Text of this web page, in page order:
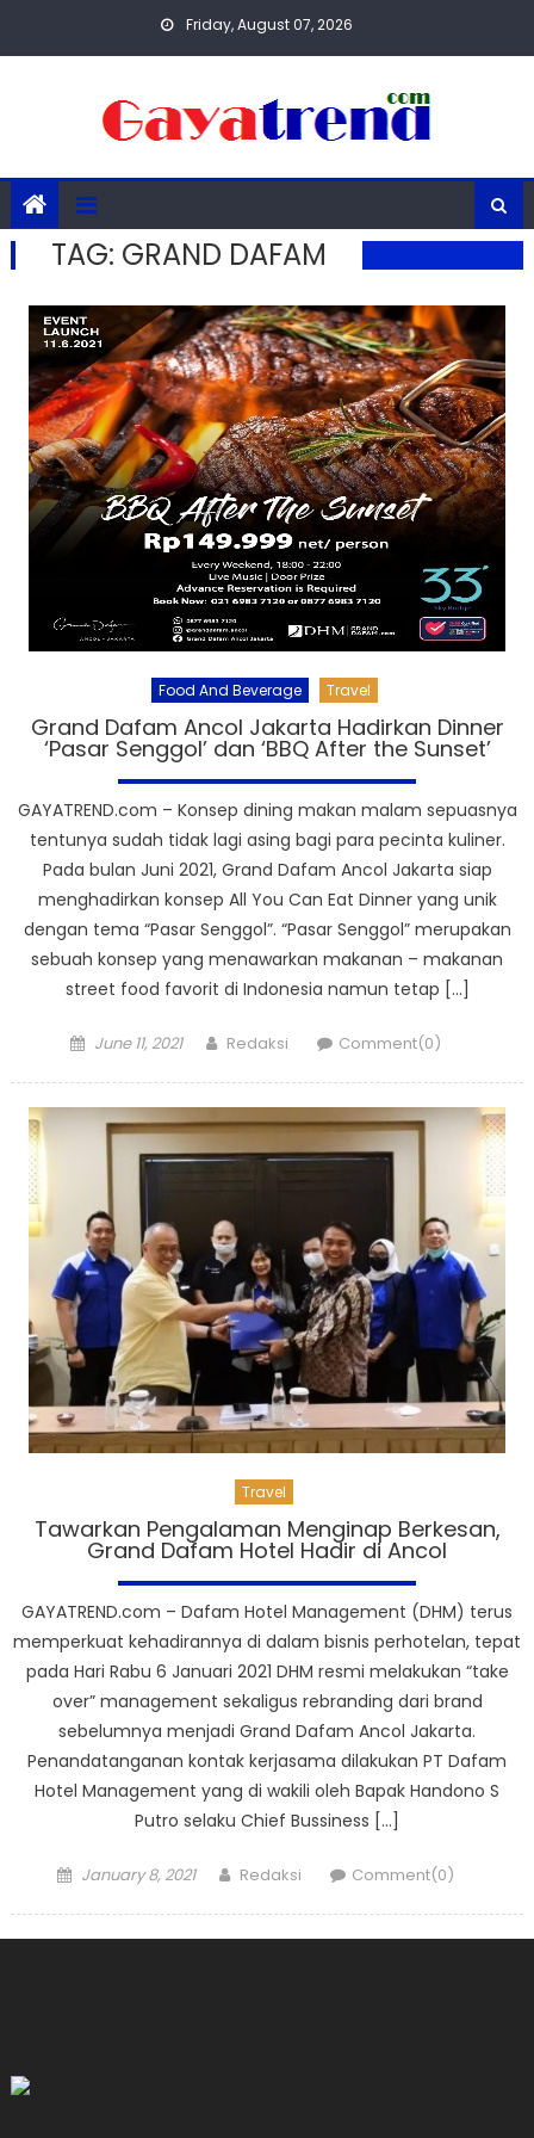
Friday, August 07, 2026
TAG: GRAND DAFAM
Food And Beverage Travel
Grand Dafam Ancol Jakarta Hadirkan Dinner
‘Pasar Senggol’ dan ‘BBQ After the Sunset’
GAYATREND.com – Konsep dining makan malam sepuasnya
tentunya sudah tidak lagi asing bagi para pecinta kuliner.
Pada bulan Juni 2021, Grand Dafam Ancol Jakarta siap
menghadirkan konsep All You Can Eat Dinner yang unik
dengan tema “Pasar Senggol”. “Pasar Senggol” merupakan
sebuah konsep yang menawarkan makanan – makanan
street food favorit di Indonesia namun tetap […]
Posted
June 11, 2021 Author
Redaksi Comment(0)
Travel
Tawarkan Pengalaman Menginap Berkesan,
Grand Dafam Hotel Hadir di Ancol
GAYATREND.com – Dafam Hotel Management (DHM) terus
memperkuat kehadirannya di dalam bisnis perhotelan, tepat
pada Hari Rabu 6 Januari 2021 DHM resmi melakukan “take
over” management sekaligus rebranding dari brand
sebelumnya menjadi Grand Dafam Ancol Jakarta.
Penandatanganan kontak kerjasama dilakukan PT Dafam
Hotel Management yang di wakili oleh Bapak Handono S
Putro selaku Chief Bussiness […]
Posted
January 8, 2021 Author
Redaksi Comment(0)